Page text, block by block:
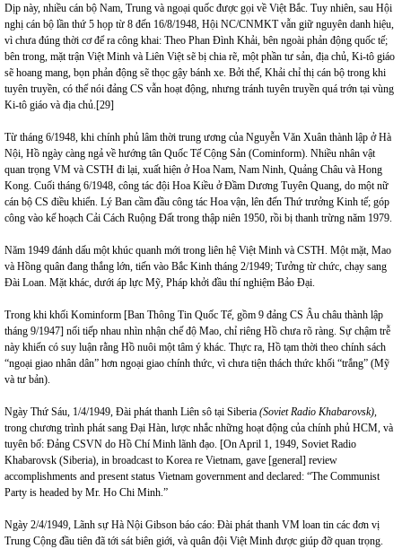
Dịp này, nhiều cán bộ Nam, Trung và ngoại quốc được gọi về Việt Bắc. Tuy nhiên, sau Hội
nghị cán bộ lần thứ 5 họp từ 8 đến 16/8/1948, Hội NC/CNMKT vẫn giữ nguyên danh hiệu,
vì chưa đúng thời cơ để ra công khai: Theo Phan Đình Khải, bên ngoài phản động quốc tế;
bên trong, mặt trận Việt Minh và Liên Việt sẽ bị chia rẽ, một phần tư sản, địa chủ, Ki-tô giáo
sẽ hoang mang, bọn phản động sẽ thọc gậy bánh xe. Bởi thế, Khải chỉ thị cán bộ trong khi
tuyên truyền, có thể nói đảng CS vẫn hoạt động, nhưng tránh tuyên truyền quá trớn tại vùng
Ki-tô giáo và địa chủ. [29]
Từ tháng 6/1948, khi chính phủ lâm thời trung ương của Nguyễn Văn Xuân thành lập ở Hà
Nội, Hồ ngày càng ngả về hướng tân Quốc Tế Cộng Sản (Cominform). Nhiều nhân vật
quan trọng VM và CSTH đi lại, xuất hiện ở Hoa Nam, Nam Ninh, Quảng Châu và Hong
Kong. Cuối tháng 6/1948, công tác đội Hoa Kiều ở Đầm Dương Tuyên Quang, do một nữ
cán bộ CS điều khiển. Lý Ban cầm đầu công tác Hoa vận, lên đến Thứ trưởng Kinh tế; góp
công vào kế hoạch Cải Cách Ruộng Đất trong thập niên 1950, rồi bị thanh trừng năm 1979.
Năm 1949 đánh dấu một khúc quanh mới trong liên hệ Việt Minh và CSTH. Một mặt, Mao
và Hồng quân đang thắng lớn, tiến vào Bắc Kinh tháng 2/1949; Tưởng từ chức, chạy sang
Đài Loan. Mặt khác, dưới áp lực Mỹ, Pháp khởi đầu thí nghiệm Bảo Đại.
Trong khi khối Kominform [Ban Thông Tin Quốc Tế, gồm 9 đảng CS Âu châu thành lập
tháng 9/1947] nối tiếp nhau nhìn nhận chế độ Mao, chỉ riêng Hồ chưa rõ ràng. Sự chậm trễ
này khiến có suy luận rằng Hồ nuôi một tâm ý khác. Thực ra, Hồ tạm thời theo chính sách
“ngoại giao nhân dân” hơn ngoại giao chính thức, vì chưa tiện thách thức khối “trắng” (Mỹ
và tư bản).
Ngày Thứ Sáu, 1/4/1949, Đài phát thanh Liên sô tại Siberia (Soviet Radio Khabarovsk),
trong chương trình phát sang Đại Hàn, lược nhắc những hoạt động của chính phủ HCM, và
tuyên bố: Đảng CSVN do Hồ Chí Minh lãnh đạo. [On April 1, 1949, Soviet Radio
Khabarovsk (Siberia), in broadcast to Korea re Vietnam, gave [general] review
accomplishments and present status Vietnam government and declared: “The Communist
Party is headed by Mr. Ho Chi Minh.”
Ngày 2/4/1949, Lãnh sự Hà Nội Gibson báo cáo: Đài phát thanh VM loan tin các đơn vị
Trung Cộng đầu tiên đã tới sát biên giới, và quân đội Việt Minh được giúp đỡ quan trọng.